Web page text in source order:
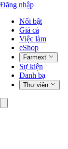
Đăng nhập
Nổi bật
Giá cả
Việc làm
eShop
Farmext
Sự kiện
Danh bạ
Thư viện